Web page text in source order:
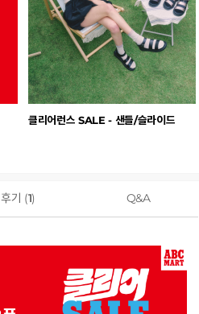
클리어런스 SALE - 샌들/슬라이드
후기 (1) Q&A